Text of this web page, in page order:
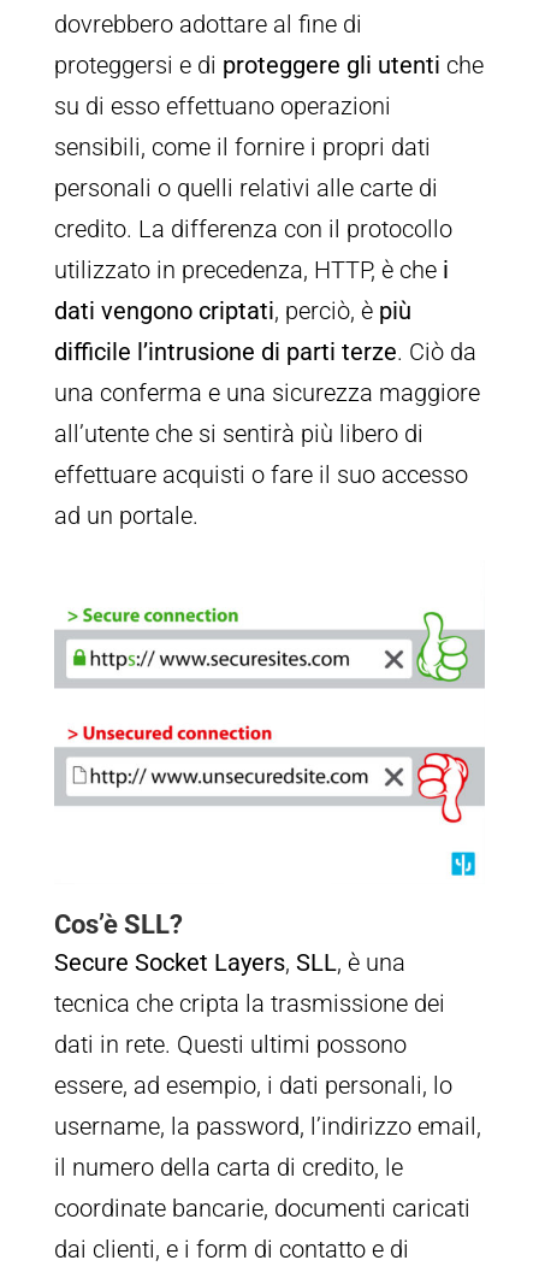
dovrebbero adottare al fine di
proteggersi e di proteggere gli utenti che
su di esso effettuano operazioni
sensibili, come il fornire i propri dati
personali o quelli relativi alle carte di
credito. La differenza con il protocollo
utilizzato in precedenza, HTTP, è chei
dati vengono criptati, perciò, è più
difficile l’intrusione di parti terze. Ciò da
una conferma e una sicurezza maggiore
all’utente che si sentirà più libero di
effettuare acquisti o fare il suo accesso
ad un portale.
Cos’è SLL?
Secure Socket Layers, SLL, è una
tecnica che cripta la trasmissione dei
dati in rete. Questi ultimi possono
essere, ad esempio, i dati personali, lo
username, la password, l’indirizzo email,
il numero della carta di credito, le
coordinate bancarie, documenti caricati
dai clienti, e i form di contatto e di